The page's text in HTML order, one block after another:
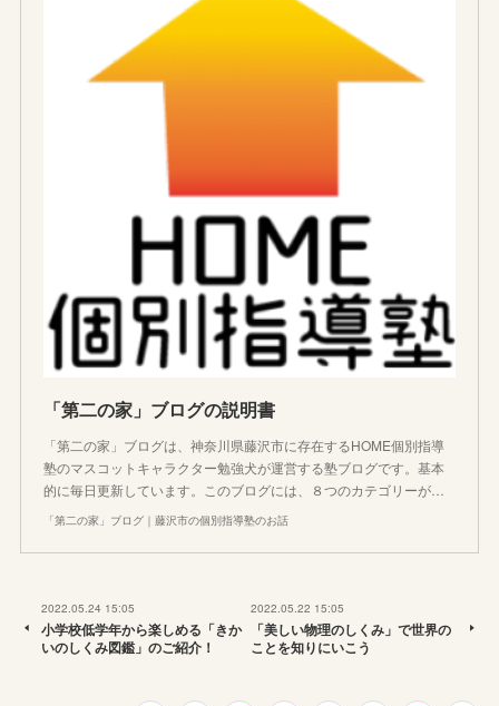
「第二の家」ブログの説明書
「第二の家」ブログは、神奈川県藤沢市に存在するHOME個別指導
塾のマスコットキャラクター勉強犬が運営する塾ブログです。基本
的に毎日更新しています。このブログには、８つのカテゴリーが…
「第二の家」ブログ｜藤沢市の個別指導塾のお話
2022.05.24 15:05
小学校低学年から楽しめる「きか
いのしくみ図鑑」のご紹介！
2022.05.22 15:05
「美しい物理のしくみ」で世界の
ことを知りにいこう